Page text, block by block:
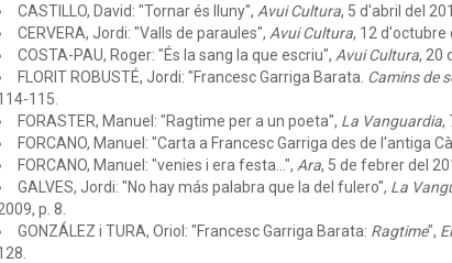
CASTILLO, David: "Tornar és lluny", Avui Cultura, 5 d'abril del
CERVERA, Jordi: "Valls de paraules", Avui Cultura, 12 d'octubre
COSTA-PAU, Roger: "És la sang la que escriu", Avui Cultura, 20
FLORIT ROBUSTÉ, Jordi: "Francesc Garriga Barata. Camins de
115.
FORASTER, Manuel: "Ragtime per a un poeta", La Vanguardia,
FORCANO, Manuel: "Carta a Francesc Garriga des de l'antiga
FORCANO, Manuel: "venies i era festa...", Ara, 5 de febrer del
GALVES, Jordi: "No hay más palabra que la del fulero", La
p. 8.
GONZÁLEZ i TURA, Oriol: "Francesc Garriga Barata: Ragtime",